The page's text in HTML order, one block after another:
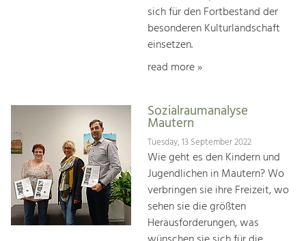
sich für den Fortbestand der
besonderen Kulturlandschaft
einsetzen.
read more »
Sozialraumanalyse
Mautern
Tuesday, 13 September 2022
Wie geht es den Kindern und
Jugendlichen in Mautern? Wo
verbringen sie ihre Freizeit, wo
sehen sie die größten
Herausforderungen, was